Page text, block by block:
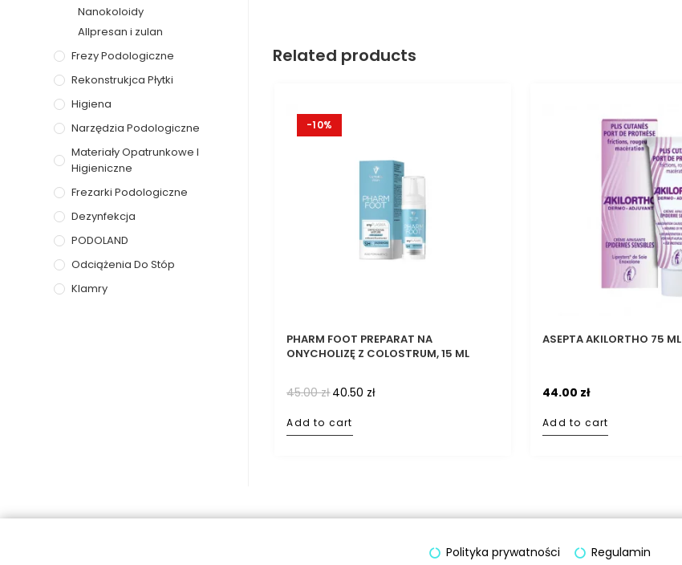
Related products
-10%
PHARM FOOT PREPARAT NA
ONYCHOLIZĘ Z COLOSTRUM, 15 ML
45.00zł40.50 zł
Add to cart
ASEPTA AKILORTHO 75 ML
44.00 zł
Add to cart
Nanokoloidy
Allpresan i zulan
Frezy Podologiczne
Rekonstrukjca Płytki
Higiena
Narzędzia Podologiczne
Materiały Opatrunkowe I
Higieniczne
Frezarki Podologiczne
Dezynfekcja
PODOLAND
Odciążenia Do Stóp
Klamry
Polityka prywatności Regulamin